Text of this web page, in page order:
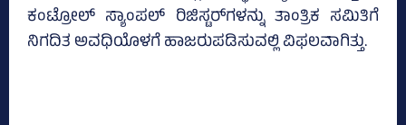
ಕಂಟ್ರೋಲ್‌ ಸ್ಯಾಂಪಲ್‌ ರಿಜಿಸ್ಟರ್‌ಗಳನ್ನು ತಾಂತ್ರಿಕ ಸಮಿತಿಗೆ
ನಿಗದಿತ ಅವಧಿಯೊಳಗೆ ಹಾಜರುಪಡಿಸುವಲ್ಲಿ ವಿಫಲವಾಗಿತ್ತು.